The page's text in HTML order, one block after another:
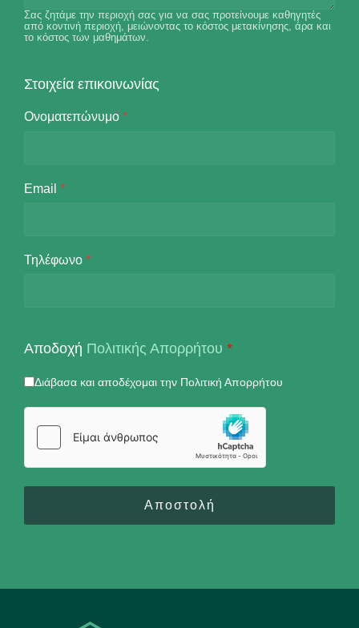
Σας ζητάμε την περιοχή σας για να σας προτείνουμε καθηγητές
από κοντινή περιοχή, μειώνοντας το κόστος μετακίνησης, άρα και
το κόστος των μαθημάτων.
Στοιχεία επικοινωνίας
Ονοματεπώνυμο *
Email *
Τηλέφωνο *
Αποδοχή Πολιτικής Απορρήτου *
Διάβασα και αποδέχομαι την Πολιτική Απορρήτου
Αποστολή